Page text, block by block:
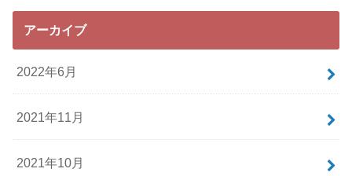
アーカイブ
2022年6月
2021年11月
2021年10月